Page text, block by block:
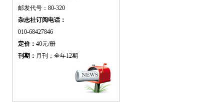
邮发代号：80-320
杂志社订阅电话：
010-68427846
定价： 40元/册
刊期： 月刊；全年12期